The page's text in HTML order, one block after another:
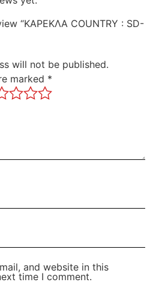
“ΚΑΡΕΚΛΑ COUNTRY : SD-
will not be published.
marked *
and website in this
time I comment.